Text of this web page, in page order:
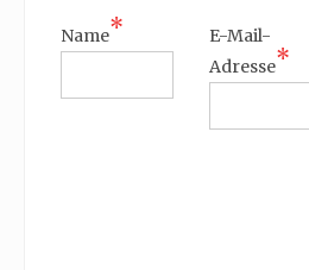
Name*
E-Mail-
Adresse*